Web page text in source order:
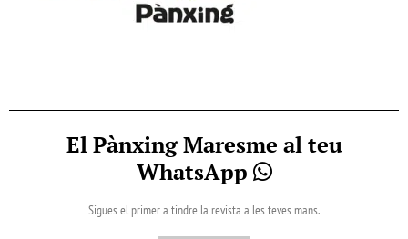
El Pànxing Maresme al teu
WhatsApp
Sigues el primer a tindre la revista a les teves mans.